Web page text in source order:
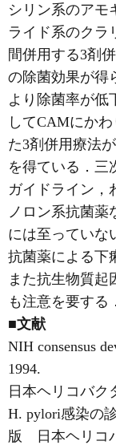
シリン系のアモ
ライド系のクラ
間併用する3剤
の除菌効果が得
より除菌率が低
してCAMにか
た3剤併用療法
を得ている．三
ガイドライン，
ノロン系抗菌
には至っていな
抗菌薬による下
また抗生物質起
も注意を要する
■文献
NIH consensus
1994.
日本ヘリコバク
H. pylori感染の
版 日本ヘリコ